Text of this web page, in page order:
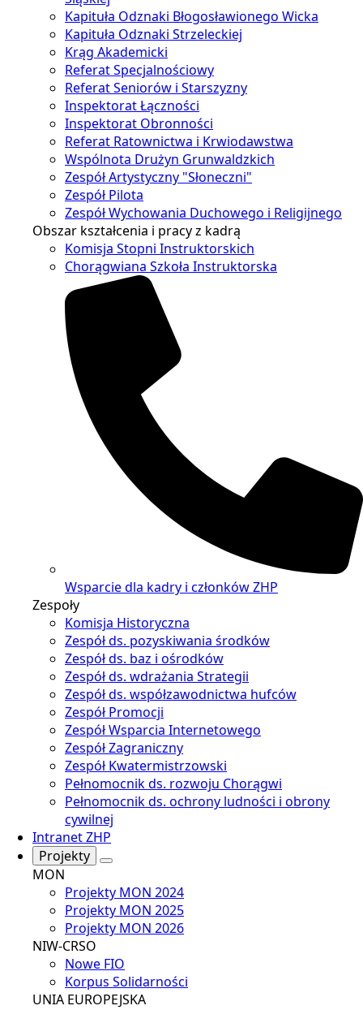
Kapituła Odznaki Błogosławionego Wicka
Kapituła Odznaki Strzeleckiej
Krąg Akademicki
Referat Specjalnościowy
Referat Seniorów i Starszyzny
Inspektorat Łączności
Inspektorat Obronności
Referat Ratownictwa i Krwiodawstwa
Wspólnota Drużyn Grunwaldzkich
Zespół Artystyczny "Słoneczni"
Zespół Pilota
Zespół Wychowania Duchowego i Religijnego
Obszar kształcenia i pracy z kadrą
Komisja Stopni Instruktorskich
Chorągwiana Szkoła Instruktorska
Wsparcie dla kadry i członków ZHP
Zespoły
Komisja Historyczna
Zespół ds. pozyskiwania środków
Zespół ds. baz i ośrodków
Zespół ds. wdrażania Strategii
Zespół ds. współzawodnictwa hufców
Zespół Promocji
Zespół Wsparcia Internetowego
Zespół Zagraniczny
Zespół Kwatermistrzowski
Pełnomocnik ds. rozwoju Chorągwi
Pełnomocnik ds. ochrony ludności i obrony
cywilnej
Intranet ZHP
Projekty
MON
Projekty MON 2024
Projekty MON 2025
Projekty MON 2026
NIW-CRSO
Nowe FIO
Korpus Solidarności
UNIA EUROPEJSKA